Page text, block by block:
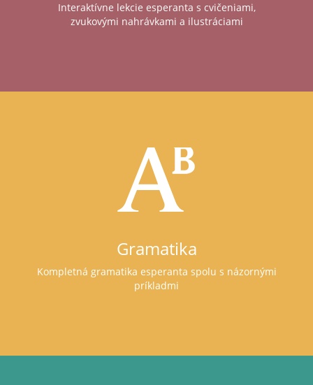
Interaktívne lekcie esperanta s cvičeniami,
zvukovými nahrávkami a ilustráciami
Gramatika
Kompletná gramatika esperanta spolu s názornými
príkladmi